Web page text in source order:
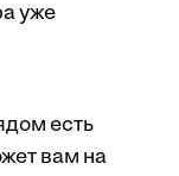
уже
есть
вам на